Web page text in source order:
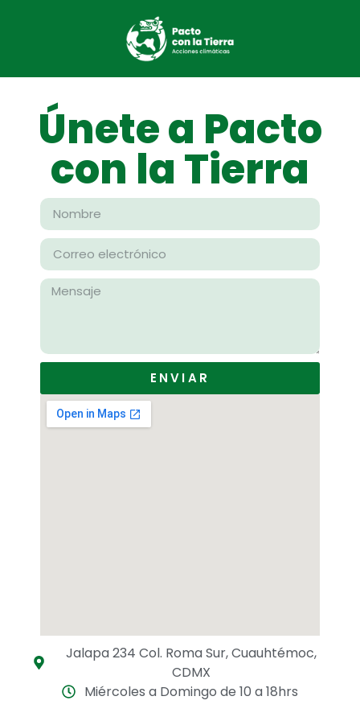
Únete a Pacto
con la Tierra
ENVIAR
Jalapa 234 Col. Roma Sur, Cuauhtémoc,
CDMX
Miércoles a Domingo de 10 a 18hrs